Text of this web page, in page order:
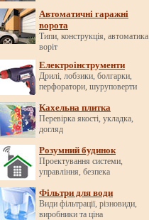
Автоматичні гаражні
ворота
Типи, конструкція, автоматика
воріт
Електроінструменти
Дрилі, лобзики, болгарки,
перфоратори, шуруповерти
Кахельна плитка
Перевірка якості, укладка,
догляд
Розумний будинок
Проектування системи,
управління, безпека
Фільтри для води
Види фільтрації, різновиди,
виробники та ціна